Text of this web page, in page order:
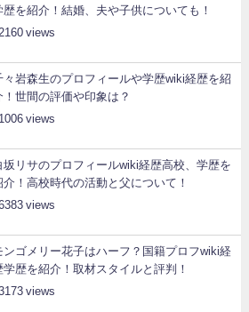
歴を紹介！結婚、夫や子供についても！
々岩森生のプロフィールや学歴wiki経歴を紹
！世間の評価や印象は？
坂リサのプロフィールwiki経歴高校、学歴を
介！高校時代の活動と父について！
ンゴメリー花子はハーフ？国籍プロフwiki経
学歴を紹介！取材スタイルと評判！